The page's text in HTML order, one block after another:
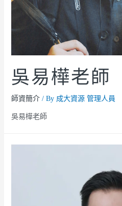
吳易樺老師
師資簡介/ By 成大資源 管理人員
吳易樺老師